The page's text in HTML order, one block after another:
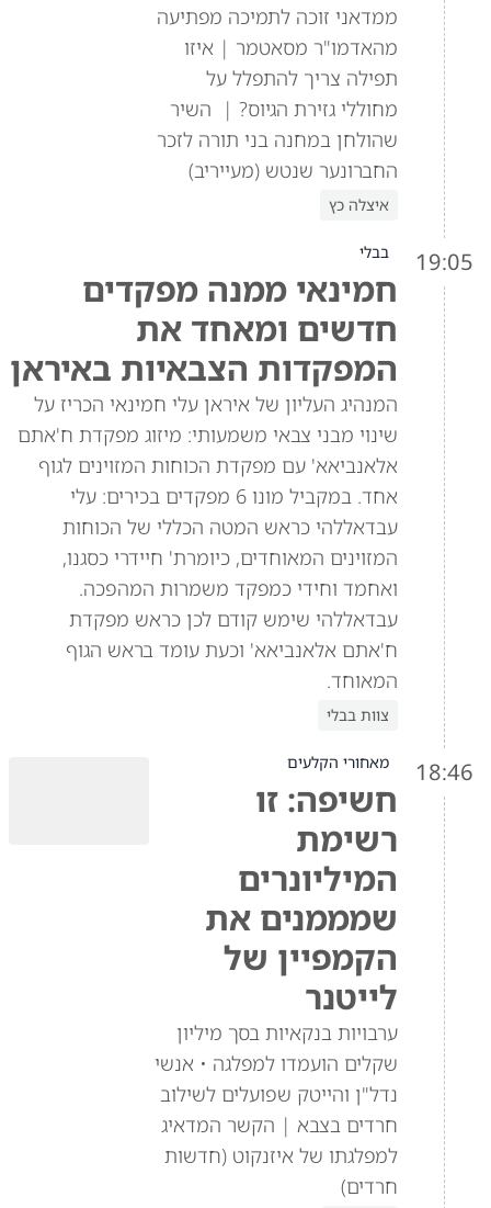
ממדאני זוכה לתמיכה מפתיעה
מהאדמו"ר מסאטמר | איזו
תפילה צריך להתפלל על
מחוללי גזירת הגיוס? | השיר
שהולחן במחנה בני תורה לזכר
החברונער שנטש (מעייריב)
איצלה כץ
19:05 בבלי
חמינאי ממנה מפקדים
חדשים ומאחד את
המפקדות הצבאיות באיראן
המנהיג העליון של איראן עלי חמינאי הכריז על
שינוי מבני צבאי משמעותי: מיזוג מפקדת ח'אתם
אלאנביאא' עם מפקדת הכוחות המזוינים לגוף
אחד. במקביל מונו 6 מפקדים בכירים: עלי
עבדאללהי כראש המטה הכללי של הכוחות
המזוינים המאוחדים, כיומרת' חיידרי כסגנו,
ואחמד וחידי כמפקד משמרות המהפכה.
עבדאללהי שימש קודם לכן כראש מפקדת
ח'אתם אלאנביאא' וכעת עומד בראש הגוף
המאוחד.
צוות בבלי
18:46 מאחורי הקלעים
חשיפה: זו
רשימת
המיליונרים
שמממנים את
הקמפיין של
לייטנר
ערבויות בנקאיות בסך מיליון
שקלים הועמדו למפלגה • אנשי
נדל"ן והייטק שפועלים לשילוב
חרדים בצבא | הקשר המדאיג
למפלגתו של איזנקוט (חדשות
חרדים)